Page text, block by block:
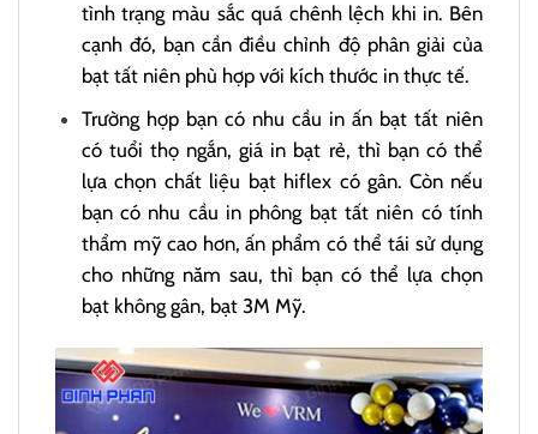
tình trạng màu sắc quá chênh lệch khi in. Bên
cạnh đó, bạn cần điều chỉnh độ phân giải của
bạt tất niên phù hợp với kích thước in thực tế.
Trường hợp bạn có nhu cầu in ấn bạt tất niên
có tuổi thọ ngắn, giá in bạt rẻ, thì bạn có thể
lựa chọn chất liệu bạt hiflex có gân. Còn nếu
bạn có nhu cầu in phông bạt tất niên có tính
thẩm mỹ cao hơn, ấn phẩm có thể tái sử dụng
cho những năm sau, thì bạn có thể lựa chọn
bạt không gân, bạt 3M Mỹ.